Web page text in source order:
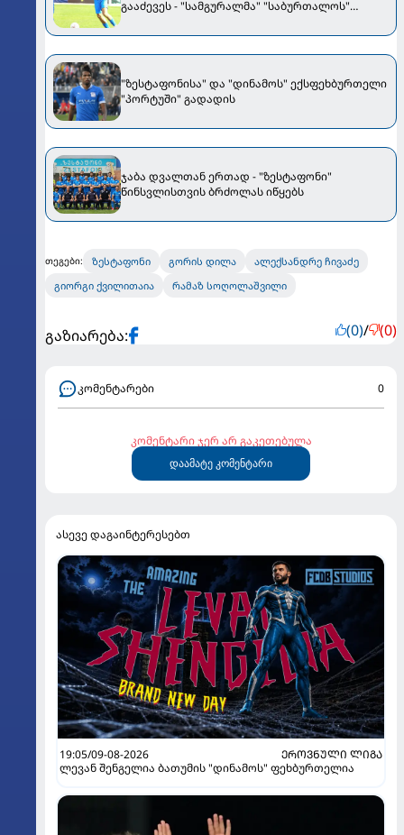
გააძევეს - "სამგურალმა" "საბურთალოს"
"ზესტაფონისა" და "დინამოს" ექსფეხბურთელი
"პორტუში" გადადის
ჯაბა დვალთან ერთად - "ზესტაფონი"
წინსვლისთვის ბრძოლას იწყებს
თეგები: ზესტაფონი გორის დილა
ალექსანდრე ჩივაძე
გიორგი ქვილითაია
რამაზ სოღოლაშვილი
გაზიარება: (0)/ (0)
კომენტარები 0
კომენტარი ჯერ არ გაკეთებულა
დაამატე კომენტარი
ასევე დაგაინტერესებთ
19:05/09-08-2026
ᲔᲠᲝᲕᲜᲣᲚᲘ ᲚᲘᲒᲐ
ლევან შენგელია ბათუმის "დინამოს" ფეხბურთელია